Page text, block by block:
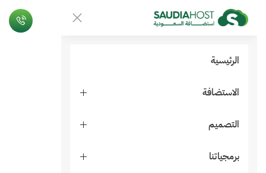
الرئيسية
الاستضافة
التصميم
برمجياتنا